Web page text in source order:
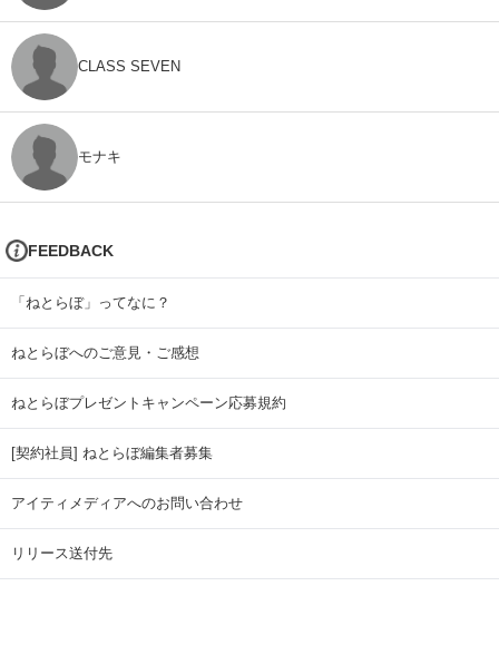
CLASS SEVEN
モナキ
FEEDBACK
「ねとらぼ」ってなに？
ねとらぼへのご意見・ご感想
ねとらぼプレゼントキャンペーン応募規約
[契約社員] ねとらぼ編集者募集
アイティメディアへのお問い合わせ
リリース送付先